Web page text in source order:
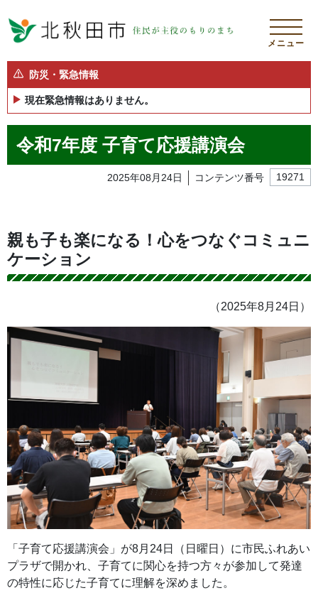
メニュー
防災・緊急情報
現在緊急情報はありません。
令和7年度 子育て応援講演会
2025年08月24日 コンテンツ番号 19271
親も子も楽になる！心をつなぐコミュニ
ケーション
（2025年8月24日）
「子育て応援講演会」が8月24日（日曜日）に市民ふれあい
プラザで開かれ、子育てに関心を持つ方々が参加して発達
の特性に応じた子育てに理解を深めました。